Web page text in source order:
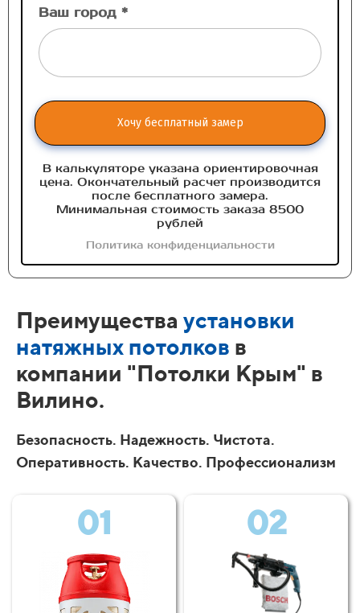
Ваш город *
Хочу бесплатный замер
В калькуляторе указана ориентировочная
цена. Окончательный расчет производится
после бесплатного замера.
Минимальная стоимость заказа 8500
рублей
Политика конфиденциальности
Преимущества установки
натяжных потолков в
компании "Потолки Крым" в
Вилино.
Безопасность. Надежность. Чистота.
Оперативность. Качество. Профессионализм
01 02